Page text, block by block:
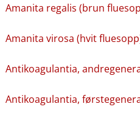
Amanita regalis (brun
Amanita virosa (hvit
Antikoagulantia,
Antikoagulantia,